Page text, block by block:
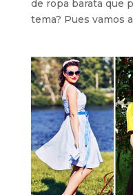
de ropa barata que
tema? Pues vamos